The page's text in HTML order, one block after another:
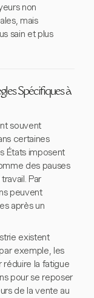
non
mais
sain et plus
Spécifiques à
souvent
certaines
États imposent
des pauses
Par
peuvent
après un
existent
exemple, les
la fatigue
pour se reposer
de la vente au